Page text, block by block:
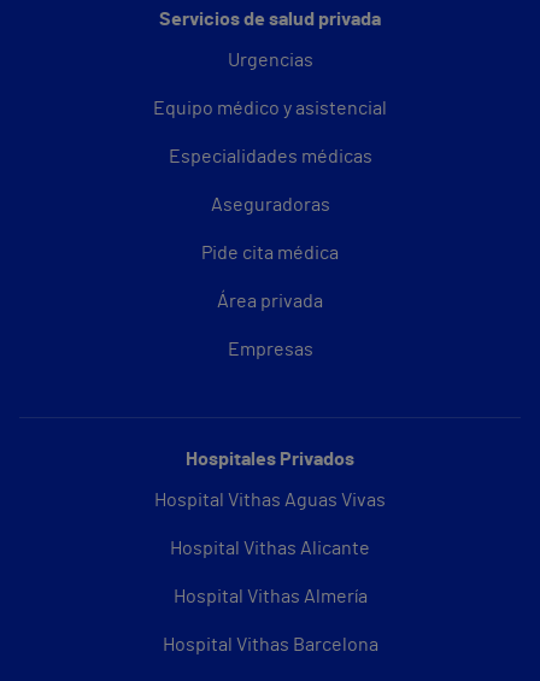
Servicios de salud privada
Urgencias
Equipo médico y asistencial
Especialidades médicas
Aseguradoras
Pide cita médica
Área privada
Empresas
Hospitales Privados
Hospital Vithas Aguas Vivas
Hospital Vithas Alicante
Hospital Vithas Almería
Hospital Vithas Barcelona